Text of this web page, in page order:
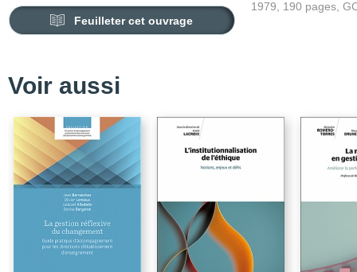
Feuilleter cet ouvrage
Table des matières
1979, 190 pages,
Voir aussi